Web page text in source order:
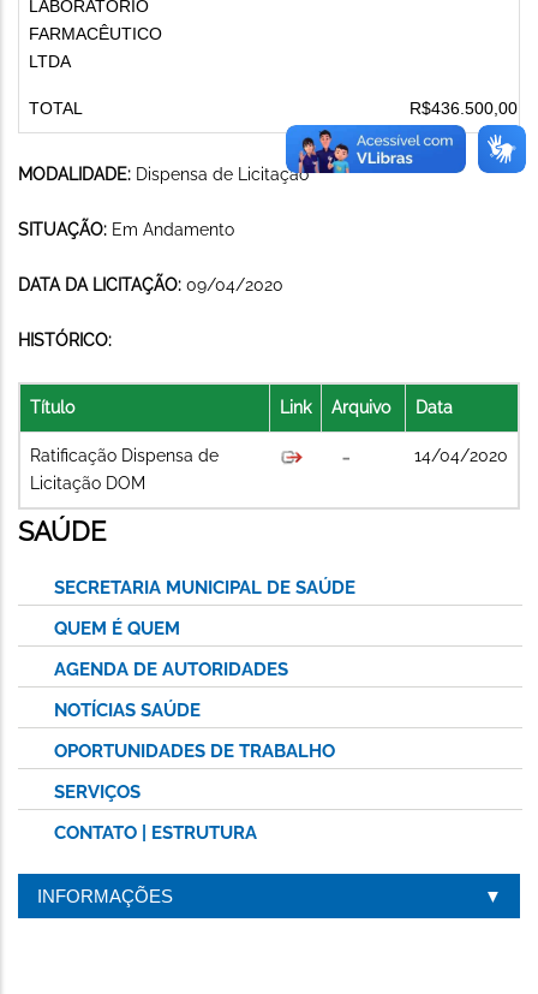
LABORATÓRIO
FARMACÊUTICO
LTDA
TOTAL R$436.500,00
MODALIDADE: Dispensa de Licitação
SITUAÇÃO: Em Andamento
DATA DA LICITAÇÃO: 09/04/2020
HISTÓRICO:
Título Link Arquivo Data
Ratificação Dispensa de
Licitação DOM
14/04/2020
SAÚDE
SECRETARIA MUNICIPAL DE SAÚDE
QUEM É QUEM
AGENDA DE AUTORIDADES
NOTÍCIAS SAÚDE
OPORTUNIDADES DE TRABALHO
SERVIÇOS
CONTATO | ESTRUTURA
INFORMAÇÕES